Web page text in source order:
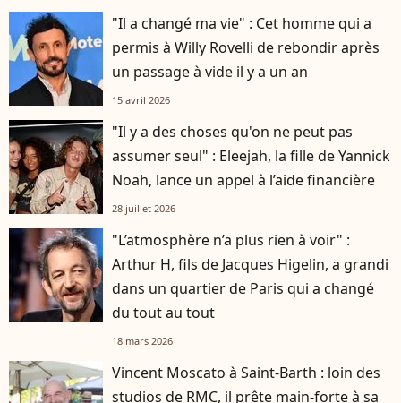
"Il a changé ma vie" : Cet homme qui a
permis à Willy Rovelli de rebondir après
un passage à vide il y a un an
15 avril 2026
"Il y a des choses qu'on ne peut pas
assumer seul" : Eleejah, la fille de Yannick
Noah, lance un appel à l’aide financière
28 juillet 2026
"L’atmosphère n’a plus rien à voir" :
Arthur H, fils de Jacques Higelin, a grandi
dans un quartier de Paris qui a changé
du tout au tout
18 mars 2026
Vincent Moscato à Saint-Barth : loin des
studios de RMC, il prête main-forte à sa